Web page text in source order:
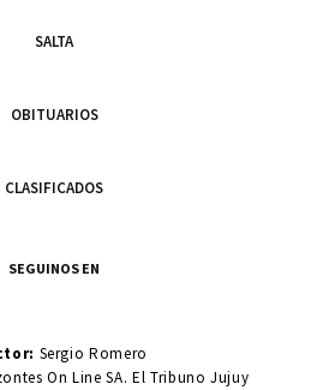
SALTA
OBITUARIOS
CLASIFICADOS
SEGUINOS EN
Sergio Romero
On Line SA. El Tribuno Jujuy